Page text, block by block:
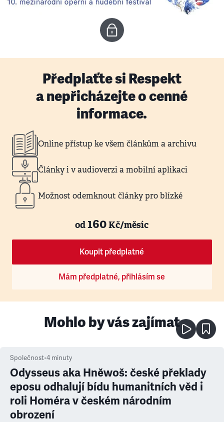
Předplaťte si Respekt
a nepřicházejte o cenné
informace.
Online přístup ke všem článkům a archivu
Články i v audioverzi a mobilní aplikaci
Možnost odemknout články pro blízké
od160Kč/měsíc
Koupit předplatné
Mám předplatné, přihlásím se
Mohlo by vás zajímat
Společnost•4 minuty
Odysseus aka Hněwoš: české překlady
eposu odhalují bídu humanitních věd i
roli Homéra v českém národním
obrození